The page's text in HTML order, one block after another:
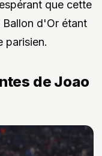
que cette
Ballon d'Or étant
parisien.
de Joao